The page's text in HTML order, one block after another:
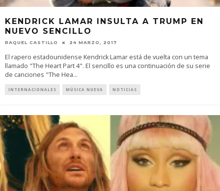
KENDRICK LAMAR INSULTA A TRUMP EN
NUEVO SENCILLO
RAQUEL CASTILLO 24 MARZO, 2017
El rapero estadounidense Kendrick Lamar está de vuelta con un tema
llamado "The Heart Part 4". El sencillo es una continuación de su serie
de canciones "The Hea...
INTERNACIONALES MÚSICA NUEVA NOTICIAS